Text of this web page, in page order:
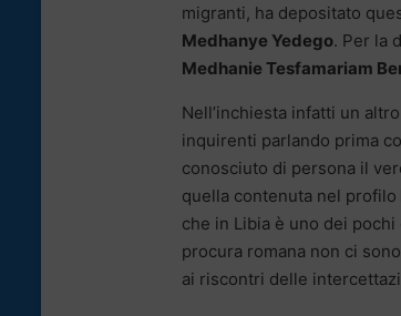
migranti, ha depositato
Medhanye Yedego. Per la
Medhanie Tesfamariam
Nell’inchiesta infatti un
inquirenti parlando prima
conosciuto di persona il
quella contenuta nel profilo
che in Libia è uno dei
procura romana non ci
ai riscontri delle